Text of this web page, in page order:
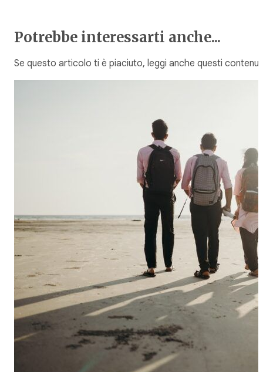
Potrebbe interessarti anche...
Se questo articolo ti è piaciuto, leggi anche questi